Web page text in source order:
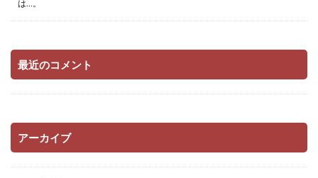
は…。
最近のコメント
アーカイブ